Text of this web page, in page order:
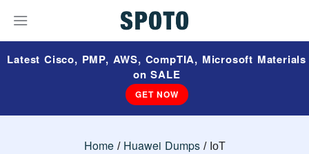
Latest Cisco, PMP, AWS, CompTIA, Microsoft Materials
on SALE
GET NOW
Home Huawei Dumps IoT